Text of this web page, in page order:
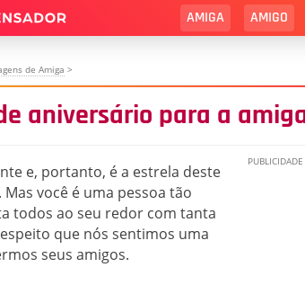
AMIGA AMIGO
de Amiga >
aniversário para a
e, portanto, é a estrela deste
você é uma pessoa tão
todos ao seu redor com tanta
que nós sentimos uma
seus amigos.